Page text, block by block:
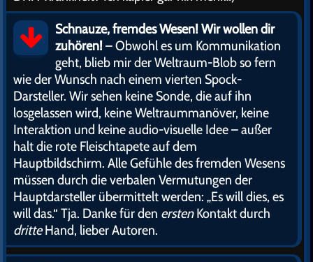
Schnauze, fremdes Wesen! Wir wollen dir
zuhören!– Obwohl es um Kommunikation
geht, blieb mir der Weltraum-Blob so fern
wie der Wunsch nach einem vierten Spock-
Darsteller. Wir sehen keine Sonde, die auf ihn
losgelassen wird, keine Weltraummanöver, keine
Interaktion und keine audio-visuelle Idee – außer
halt die rote Fleischtapete auf dem
Hauptbildschirm. Alle Gefühle des fremden Wesens
müssen durch die verbalen Vermutungen der
Hauptdarsteller übermittelt werden: „Es will dies, es
will das.“ Tja. Danke für den erstenKontakt durch
dritteHand, lieber Autoren.